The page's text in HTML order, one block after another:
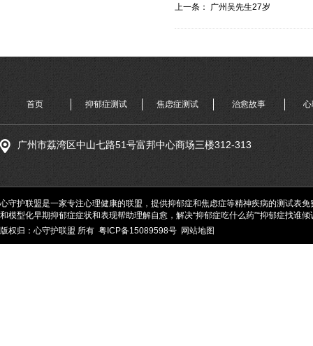
上一条： 广州吴先生27岁
首页 抑郁症测试 焦虑症测试 治愈故事
广州市荔湾区中山七路51号富邦中心商场三楼312-313
心守护联盟是一家专注心理健康的联盟，提供抑郁症和焦虑症等精神疾病的测试表
和模型化早期抑郁症症状和表现帮助理解自愈，解决“抑郁症吃什么药”“抑郁症找谁
版权归：心守护联盟 所有 粤ICP备15089598号 网站地图